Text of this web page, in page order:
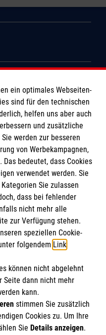
e.V.
als eingetragene
der Körperschafts- und
ein optimales Webseiten-
sind für den technischen
helfen uns aber auch
und zusätzliche
werden zur besseren
von Werbekampagnen,
Das bedeutet, dass Cookies
verwendet werden. Sie
Sie zulassen
dass bei fehlender
nicht mehr alle
zur Verfügung stehen.
speziellen Cookie-
folgendem Link.
können nicht abgelehnt
Seite dann nicht mehr
kann.
stimmen Sie zusätzlich
Cookies zu. Um Ihre
Sie Details anzeigen.